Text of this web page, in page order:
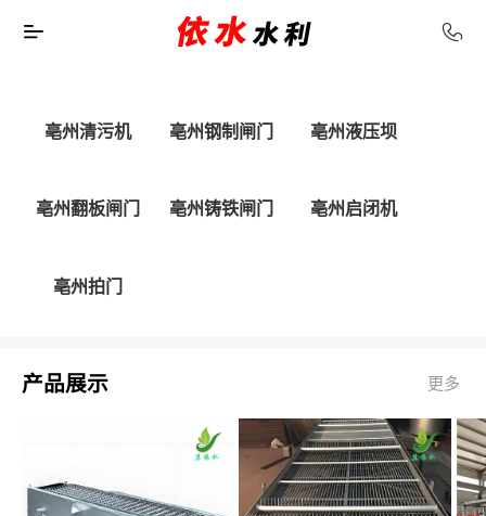
亳州清污机 亳州钢制闸门 亳州液压坝
亳州翻板闸门 亳州铸铁闸门 亳州启闭机
亳州拍门
产品展示 更多